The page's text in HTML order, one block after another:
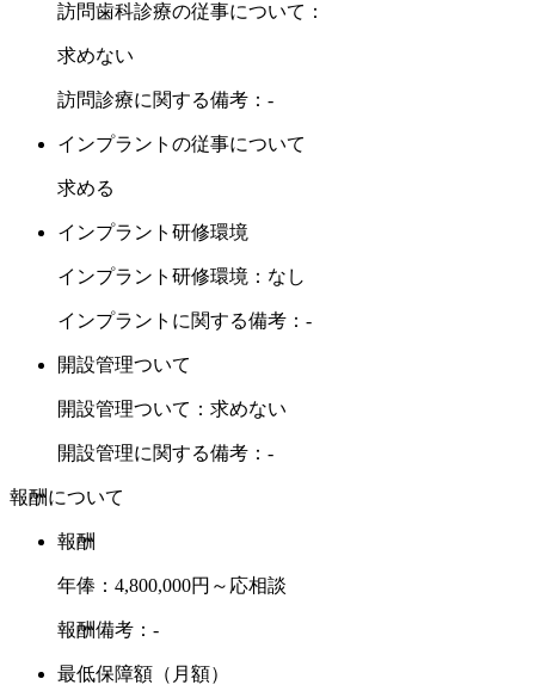
訪問歯科診療の従事について：
求めない
訪問診療に関する備考：-
インプラントの従事について
求める
インプラント研修環境
インプラント研修環境：なし
インプラントに関する備考：-
開設管理ついて
開設管理ついて：求めない
開設管理に関する備考：-
報酬について
報酬
年俸：4,800,000円～応相談
報酬備考：-
最低保障額（月額）